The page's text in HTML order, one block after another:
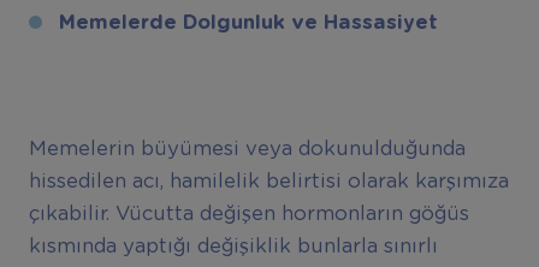
Memelerde Dolgunluk ve Hassasiyet
Memelerin büyümesi veya dokunulduğunda
hissedilen acı, hamilelik belirtisi olarak karşımıza
çıkabilir. Vücutta değişen hormonların göğüs
kısmında yaptığı değişiklik bunlarla sınırlı